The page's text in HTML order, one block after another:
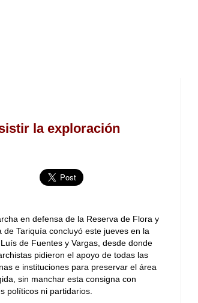
la exploración
en defensa de la Reserva de Flora y
de Tariquía concluyó este jueves en la
de Fuentes y Vargas, desde donde
pidieron el apoyo de todas las
e instituciones para preservar el área
sin manchar esta consigna con
políticos ni partidarios.